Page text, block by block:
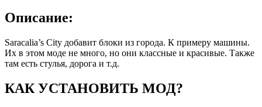
Описание:
Saracalia’s City добавит блоки из города. К примеру машины.
Их в этом моде не много, но они классные и красивые. Также
там есть стулья, дорога и т.д.
КАК УСТАНОВИТЬ МОД?